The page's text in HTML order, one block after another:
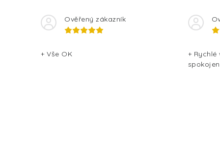
y
v
ý
Ověřený zákazník
+ Vše OK
+